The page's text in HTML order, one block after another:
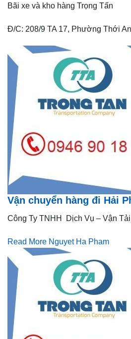
Bãi xe và kho hàng Trọng Tấn
Đ/C: 208/9 TA 17, Phường Thới
Vận chuyển hàng đi Hải
Công Ty TNHH Dịch Vụ – Vận
Read More Nguyet Ha Pham